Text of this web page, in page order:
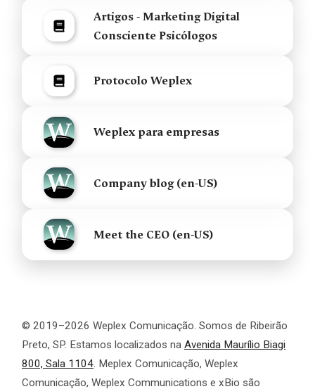
Artigos - Marketing Digital
Consciente Psicólogos
Protocolo Weplex
Weplex para empresas
Company blog (en-US)
Meet the CEO (en-US)
© 2019–2026 Weplex Comunicação. Somos de Ribeirão
Preto, SP. Estamos localizados na Avenida Maurílio Biagi
800, Sala 1104. Meplex Comunicação, Weplex
Comunicação, Weplex Communications e xBio são